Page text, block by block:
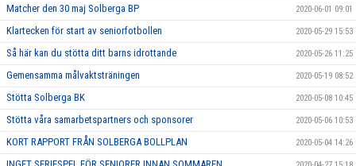
Matcher den 30 maj Solberga BP 2020-06-01 09:01
Klartecken för start av seniorfotbollen 2020-05-29 15:53
Så här kan du stötta ditt barns idrottande 2020-05-26 11:25
Gemensamma målvaktsträningen 2020-05-19 08:52
Stötta Solberga BK 2020-05-08 10:45
Stötta våra samarbetspartners och sponsorer 2020-05-06 10:53
KORT RAPPORT FRÅN SOLBERGA BOLLPLAN 2020-05-04 14:26